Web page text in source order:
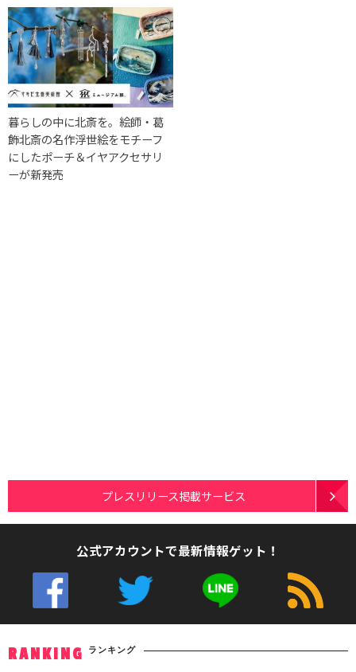
暮らしの中に北斎を。絵師・葛
飾北斎の名作浮世絵をモチーフ
にしたポーチ＆イヤアクセサリ
ーが新発売
プレスリリース掲載サービス
公式アカウントで最新情報ゲット！
RANKING ランキング